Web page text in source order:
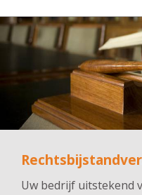
Uw bedrijf uitstekend